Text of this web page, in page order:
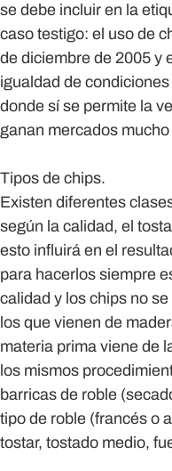
se debe incluir en la
caso testigo: el uso de
de diciembre de 2005 y
igualdad de
donde sí se permite la
ganan mercados
Tipos de chips.
Existen diferentes
según la calidad, el
esto influirá en el
para hacerlos siempre
calidad y los chips no
los que vienen de
materia prima viene de
los mismos
barricas de roble
tipo de roble (francés o
tostar, tostado medio,